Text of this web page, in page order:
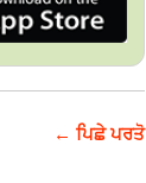
← ਪਿਛੇ ਪਰਤੋ